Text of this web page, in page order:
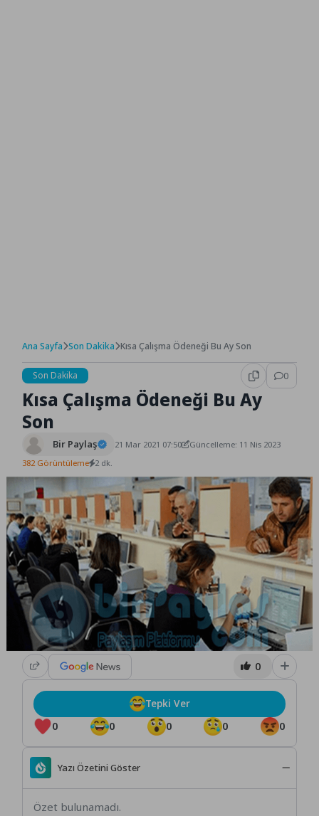
Ana Sayfa Son Dakika Kısa Çalışma Ödeneği Bu Ay Son
Son Dakika 0
Kısa Çalışma Ödeneği Bu Ay
Son
Bir Paylaş 21 Mar 2021 07:50
Güncelleme: 11 Nis 2023
382 Görüntüleme 2 dk.
0
0 0 0 0 0
Tepki Ver
Yazı Özetini Göster
Özet bulunamadı.